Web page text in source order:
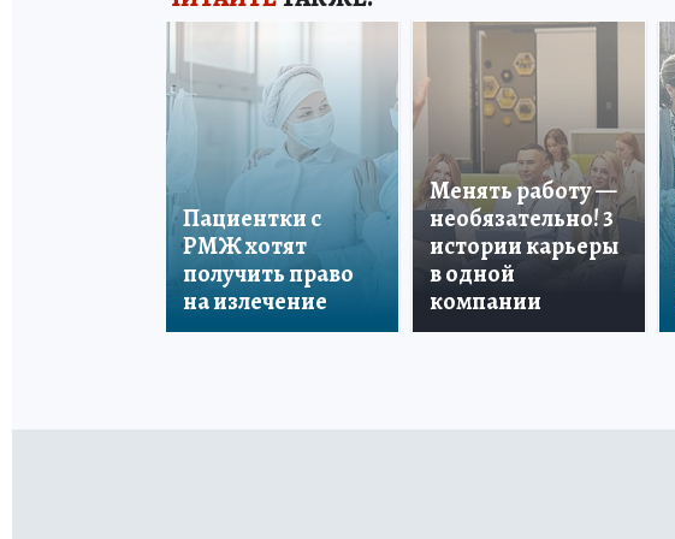
Пациентки с
РМЖ хотят
получить право
на излечение
Менять работу —
необязательно! 3
истории карьеры
в одной
компании